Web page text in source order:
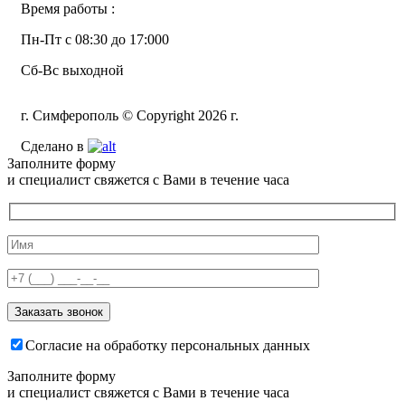
Время работы :
Пн-Пт с 08:30 до 17:000
Сб-Вс выходной
г. Симферополь © Copyright 2026 г.
Сделано в
Заполните форму
и специалист свяжется с Вами в течение часа
Согласие на обработку персональных данных
Заполните форму
и специалист свяжется с Вами в течение часа